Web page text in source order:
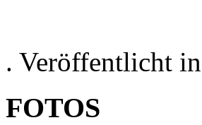
. Veröffentlicht in
FOTOS